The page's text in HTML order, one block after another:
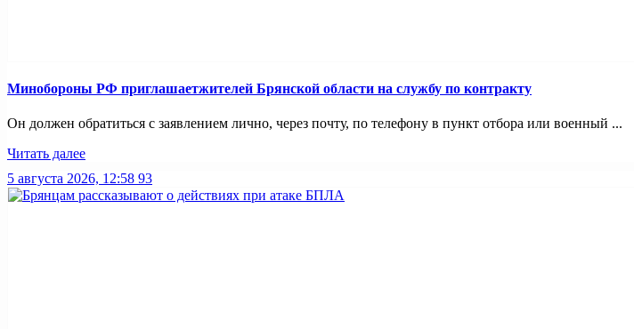
Минобoроны РФ приглaшaетжитeлeй Брянской области на службу по контракту
Он должен обратиться с заявлением лично, через почту, по телефону в пункт отбора или военный ...
Читать далее
5 августа 2026, 12:58 93